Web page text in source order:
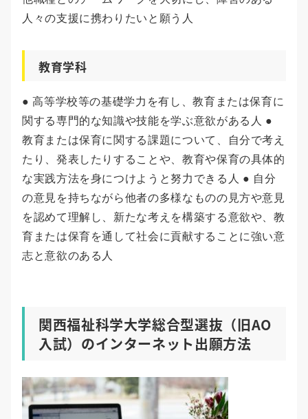
人々の支援に携わりたいと願う人
教育学科
● 高等学校等の基礎学力を有し、教育または保育に
関する専門的な知識や技能を学ぶ意欲がある人 ●
教育または保育に関する課題について、自分で考え
たり、発表したりすることや、教育や保育の具体的
な実践方法を身につけようと努力できる人 ● 自分
の意見を持ちながら他者の多様なものの見方や意見
を認めて理解し、新たな考えを構築する意欲や、教
育または保育を通して社会に貢献することに強い意
志と意欲のある人
関西福祉科学大学総合型選抜（旧AO
入試）のインターネット出願方法